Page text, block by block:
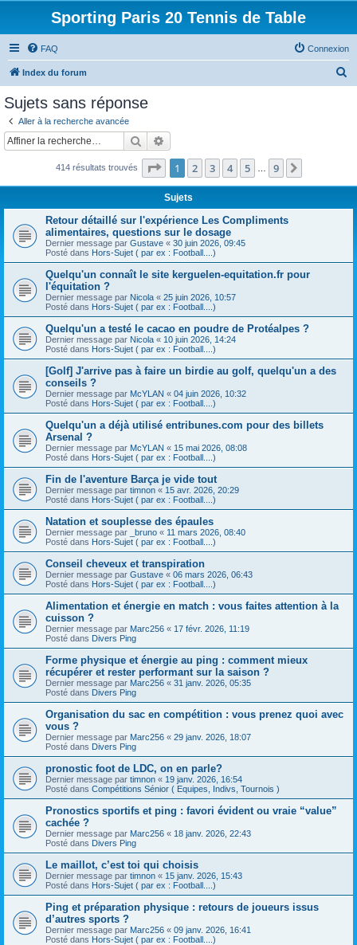
Sporting Paris 20 Tennis de Table
FAQ Connexion
Index du forum
c
Sujets sans réponse
Aller à la recherche avancée
Rechercher
414 résultats trouvés Page 1sur9
1 2 3 4 5 9
Sujets
Retour détaillé sur l'expérience Les Compliments
alimentaires, questions sur le dosage
Dernier message par Gustave « 30 juin 2026, 09:45
Posté dans Hors-Sujet ( par ex : Football....)
Quelqu'un connaît le site kerguelen-equitation.fr pour
l'équitation ?
Dernier message par Nicola « 25 juin 2026, 10:57
Posté dans Hors-Sujet ( par ex : Football....)
Quelqu'un a testé le cacao en poudre de Protéalpes ?
Dernier message par Nicola « 10 juin 2026, 14:24
Posté dans Hors-Sujet ( par ex : Football....)
[Golf] J'arrive pas à faire un birdie au golf, quelqu'un a des
conseils ?
Dernier message par McYLAN « 04 juin 2026, 10:32
Posté dans Hors-Sujet ( par ex : Football....)
Quelqu'un a déjà utilisé entribunes.com pour des billets
Arsenal ?
Dernier message par McYLAN « 15 mai 2026, 08:08
Posté dans Hors-Sujet ( par ex : Football....)
Fin de l'aventure Barça je vide tout
Dernier message par timnon « 15 avr. 2026, 20:29
Posté dans Hors-Sujet ( par ex : Football....)
Natation et souplesse des épaules
Dernier message par _bruno « 11 mars 2026, 08:40
Posté dans Hors-Sujet ( par ex : Football....)
Conseil cheveux et transpiration
Dernier message par Gustave « 06 mars 2026, 06:43
Posté dans Hors-Sujet ( par ex : Football....)
Alimentation et énergie en match : vous faites attention à la
cuisson ?
Dernier message par Marc256 « 17 févr. 2026, 11:19
Posté dans Divers Ping
Forme physique et énergie au ping : comment mieux
récupérer et rester performant sur la saison ?
Dernier message par Marc256 « 31 janv. 2026, 05:35
Posté dans Divers Ping
Organisation du sac en compétition : vous prenez quoi avec
vous ?
Dernier message par Marc256 « 29 janv. 2026, 18:07
Posté dans Divers Ping
pronostic foot de LDC, on en parle?
Dernier message par timnon « 19 janv. 2026, 16:54
Posté dans Compétitions Sénior ( Equipes, Indivs, Tournois )
Pronostics sportifs et ping : favori évident ou vraie “value”
cachée ?
Dernier message par Marc256 « 18 janv. 2026, 22:43
Posté dans Divers Ping
Le maillot, c’est toi qui choisis
Dernier message par timnon « 15 janv. 2026, 15:43
Posté dans Hors-Sujet ( par ex : Football....)
Ping et préparation physique : retours de joueurs issus
d’autres sports ?
Dernier message par Marc256 « 09 janv. 2026, 16:41
Posté dans Hors-Sujet ( par ex : Football....)